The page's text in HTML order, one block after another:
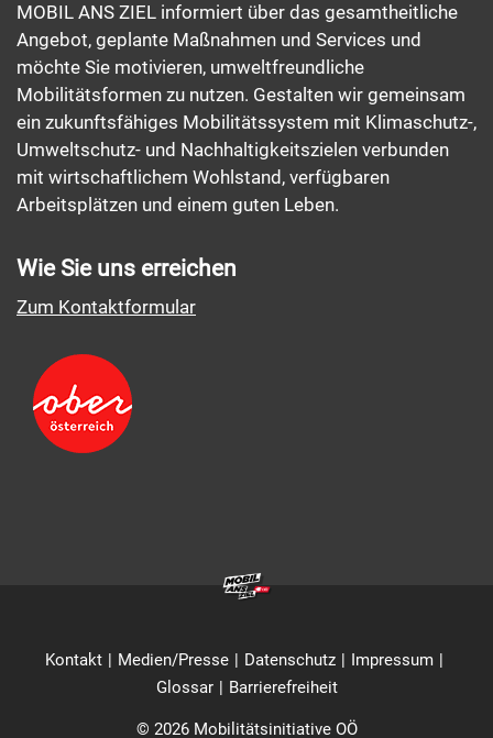
MOBIL ANS ZIEL informiert über das gesamtheitliche
Angebot, geplante Maßnahmen und Services und
möchte Sie motivieren, umweltfreundliche
Mobilitätsformen zu nutzen. Gestalten wir gemeinsam
ein zukunftsfähiges Mobilitätssystem mit Klimaschutz-,
Umweltschutz- und Nachhaltigkeitszielen verbunden
mit wirtschaftlichem Wohlstand, verfügbaren
Arbeitsplätzen und einem guten Leben.
Wie Sie uns erreichen
Zum Kontaktformular
© 2026 Mobilitätsinitiative OÖ
Kontakt Medien/Presse Datenschutz
Impressum
Glossar
Barrierefreiheit